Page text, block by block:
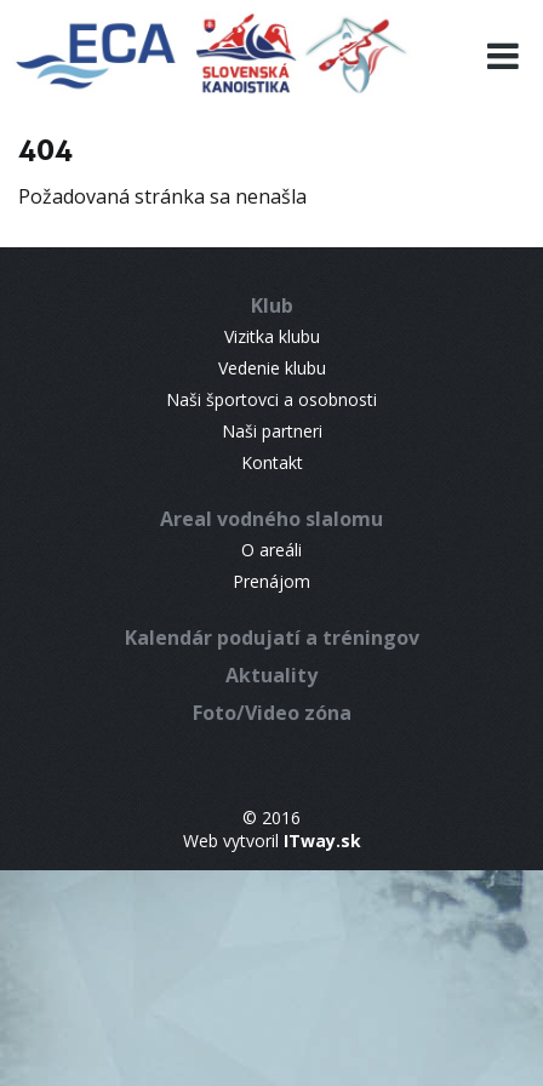
404
Požadovaná stránka sa nenašla
Klub
Vizitka klubu
Vedenie klubu
Naši športovci a osobnosti
Naši partneri
Kontakt
Areal vodného slalomu
O areáli
Prenájom
Kalendár podujatí a tréningov
Aktuality
Foto/Video zóna
© 2016
Web vytvoril ITway.sk
EURO 19
INFO
RESULTS
CONTACT